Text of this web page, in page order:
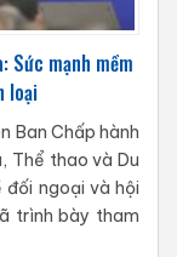
Sức mạnh mềm
loại
Ban Chấp hành
Thể thao và Du
đối ngoại và hội
trình bày tham